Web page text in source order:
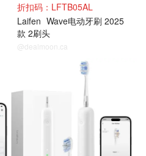
折扣码：LFTB05AL
Laifen Wave电动牙刷 2025
款 2刷头
@dealmoon.ca